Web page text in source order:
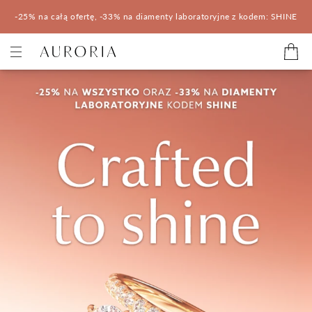
-25% na całą ofertę, -33% na diamenty laboratoryjne z kodem: SHINE
Kategorie
Konfigurator 3D
Salony Auroria
Salon Auroria Arkadia
Korzyści z zakupu